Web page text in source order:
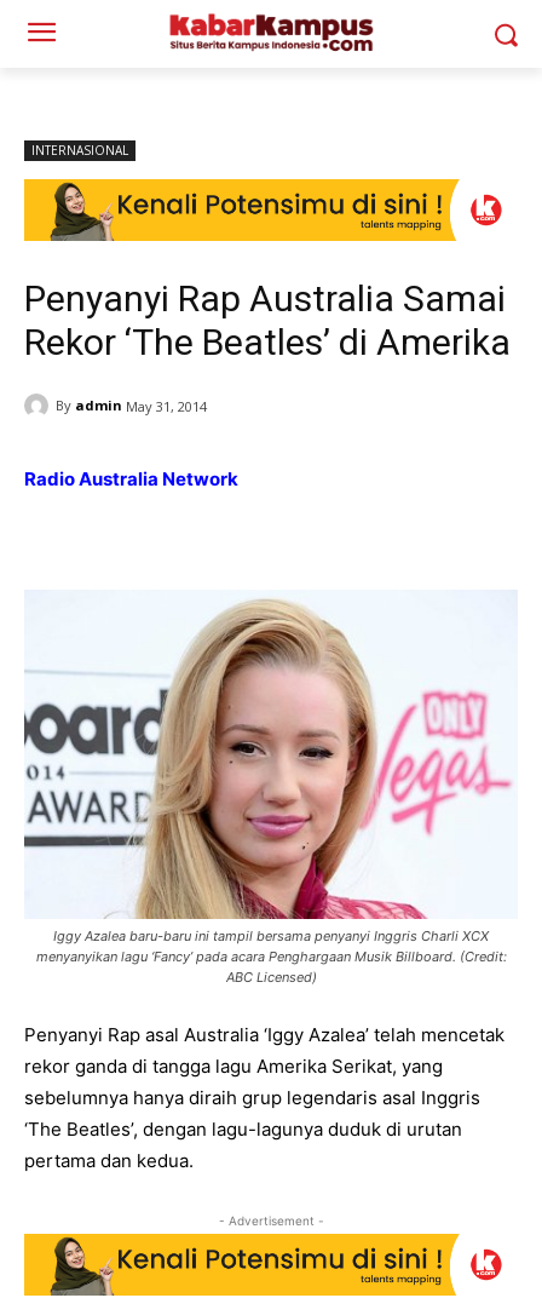
INTERNASIONAL
Penyanyi Rap Australia Samai
Rekor ‘The Beatles’ di Amerika
By admin May 31, 2014
Radio Australia Network
Iggy Azalea baru-baru ini tampil bersama penyanyi Inggris Charli XCX
menyanyikan lagu ‘Fancy’ pada acara Penghargaan Musik Billboard. (Credit:
ABC Licensed)
Penyanyi Rap asal Australia ‘Iggy Azalea’ telah mencetak
rekor ganda di tangga lagu Amerika Serikat, yang
sebelumnya hanya diraih grup legendaris asal Inggris
‘The Beatles’, dengan lagu-lagunya duduk di urutan
pertama dan kedua.
- Advertisement -